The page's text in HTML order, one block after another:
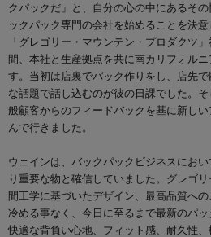
クパックだ」と、自分の心の中にあるそ
ックパック専門の会社を始めることを決
「グレゴリー・マウンテン・プロダクツ
間、本社と生産拠点を共に南カリフォル
す。当初は店裏でパック作りをし、店先
な話題で話し込むのが彼の日課でした。
般顧客からのフィードバックを基に新し
んで行きました。
ウェインは、バックパックビジネスにお
り重要な物と確信していました。グレゴ
間工学に基づいたデザイン、最高品質へ
冷める事なく、今日に至るまで最新のパッ
快適な背負い心地、フィット感、耐久性